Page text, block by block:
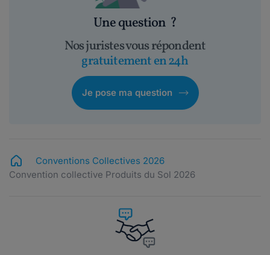
Une question ?
Nos juristes vous répondent
gratuitement en 24h
Je pose ma question
Conventions Collectives 2026
Convention collective Produits du Sol 2026